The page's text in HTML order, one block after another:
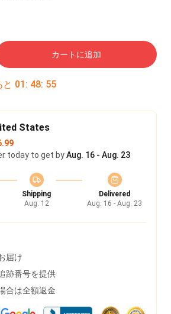
カートに追加
01 : 48: 54
States
today to get byAug. 16 - Aug. 23
Shipping
Aug. 12
Delivered
Aug. 16 - Aug. 23
届け
跡番号を提供
合は全額返金